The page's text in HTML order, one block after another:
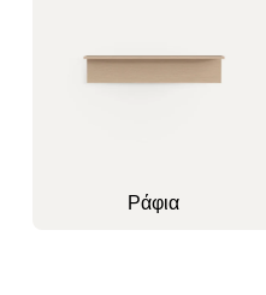
Ράφια